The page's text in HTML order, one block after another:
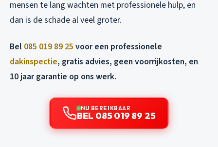
mensen te lang wachten met professionele hulp, en
dan is de schade al veel groter.
Bel 085 019 89 25 voor een professionele
dakinspectie, gratis advies, geen voorrijkosten, en
10 jaar garantie op ons werk.
NU BEREIKBAAR
BEL 085 019 89 25